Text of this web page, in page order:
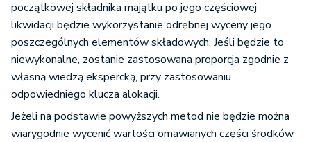
początkowej składnika majątku po jego częściowej
likwidacji będzie wykorzystanie odrębnej wyceny jego
poszczególnych elementów składowych. Jeśli będzie to
niewykonalne, zostanie zastosowana proporcja zgodnie z
własną wiedzą ekspercką, przy zastosowaniu
odpowiedniego klucza alokacji.
Jeżeli na podstawie powyższych metod nie będzie można
wiarygodnie wycenić wartości omawianych części środków